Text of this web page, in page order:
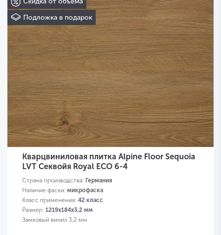
Подложка в подарок
Кварцвиниловая плитка Alpine Floor Sequoia
LVT Секвойя Royal ECO 6-4
Страна производства: Германия
Наличие фаски: микрофаска
Класс применения: 42 класс
Размер: 1219х184х3,2 мм
Замковый винил 3,2 мм